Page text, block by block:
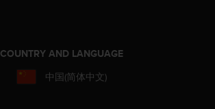
COUNTRY AND LANGUAGE
中国(简体中文)